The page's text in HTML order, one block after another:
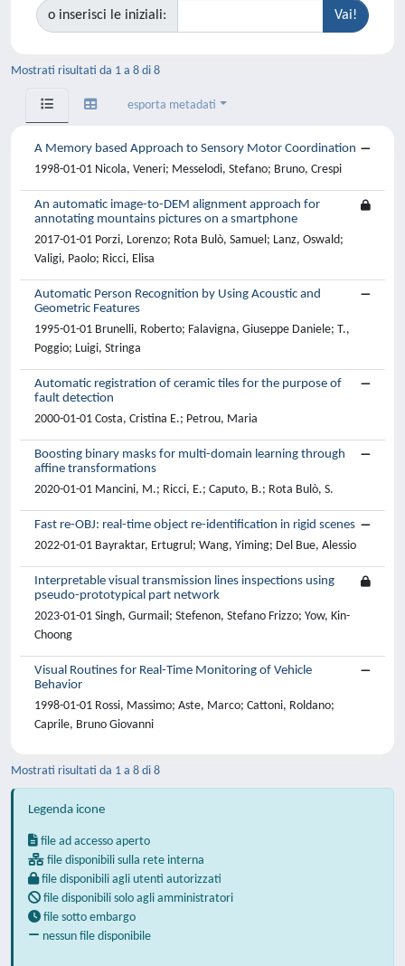
o inserisci le iniziali:
Mostrati risultati da 1 a 8 di 8
esporta metadati
A Memory based Approach to Sensory Motor Coordination
1998-01-01 Nicola, Veneri; Messelodi, Stefano; Bruno, Crespi
An automatic image-to-DEM alignment approach for
annotating mountains pictures on a smartphone
2017-01-01 Porzi, Lorenzo; Rota Bulò, Samuel; Lanz, Oswald;
Valigi, Paolo; Ricci, Elisa
Automatic Person Recognition by Using Acoustic and
Geometric Features
1995-01-01 Brunelli, Roberto; Falavigna, Giuseppe Daniele; T.,
Poggio; Luigi, Stringa
Automatic registration of ceramic tiles for the purpose of
fault detection
2000-01-01 Costa, Cristina E.; Petrou, Maria
Boosting binary masks for multi-domain learning through
affine transformations
2020-01-01 Mancini, M.; Ricci, E.; Caputo, B.; Rota Bulò, S.
Fast re-OBJ: real-time object re-identification in rigid scenes
2022-01-01 Bayraktar, Ertugrul; Wang, Yiming; Del Bue, Alessio
Interpretable visual transmission lines inspections using
pseudo-prototypical part network
2023-01-01 Singh, Gurmail; Stefenon, Stefano Frizzo; Yow, Kin-
Choong
Visual Routines for Real-Time Monitoring of Vehicle
Behavior
1998-01-01 Rossi, Massimo; Aste, Marco; Cattoni, Roldano;
Caprile, Bruno Giovanni
Mostrati risultati da 1 a 8 di 8
Legenda icone
file ad accesso aperto
file disponibili sulla rete interna
file disponibili agli utenti autorizzati
file disponibili solo agli amministratori
file sotto embargo
nessun file disponibile